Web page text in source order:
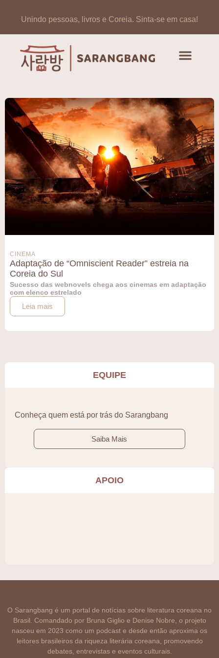
Unindo pessoas, livros e Coreia. Sinta-se em casa!
CINEMA
Adaptação de “Omniscient Reader” estreia na
Coreia do Sul
Sucesso das webnovels chega aos cinemas em adaptação
com elenco estrelado
Leia mais
EQUIPE
Conheça quem está por trás do Sarangbang
Saiba Mais
APOIO
O Sarangbang é um portal de notícias sobre literatura coreana no
Brasil. Comandado por Bruna Giglio e Denise Nobre, o projeto
nasceu em 2023 como um podcast e desde então aproxima os
leitores brasileiros da riqueza literária coreana, promovendo
debates, entrevistas e eventos culturais.